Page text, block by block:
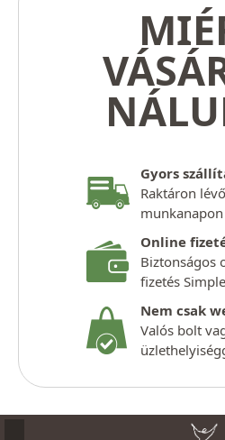
Gyors
Raktáron
Online
Biztonságos
fizetés
Nem csak
Valós bolt